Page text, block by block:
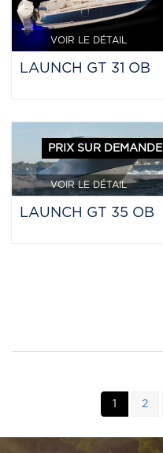
VOIR LE DÉTAIL
LAUNCH GT 31 OB
VOIR LE DÉTAIL
PRIX SUR DEMANDE
LAUNCH GT 35 OB
1 2